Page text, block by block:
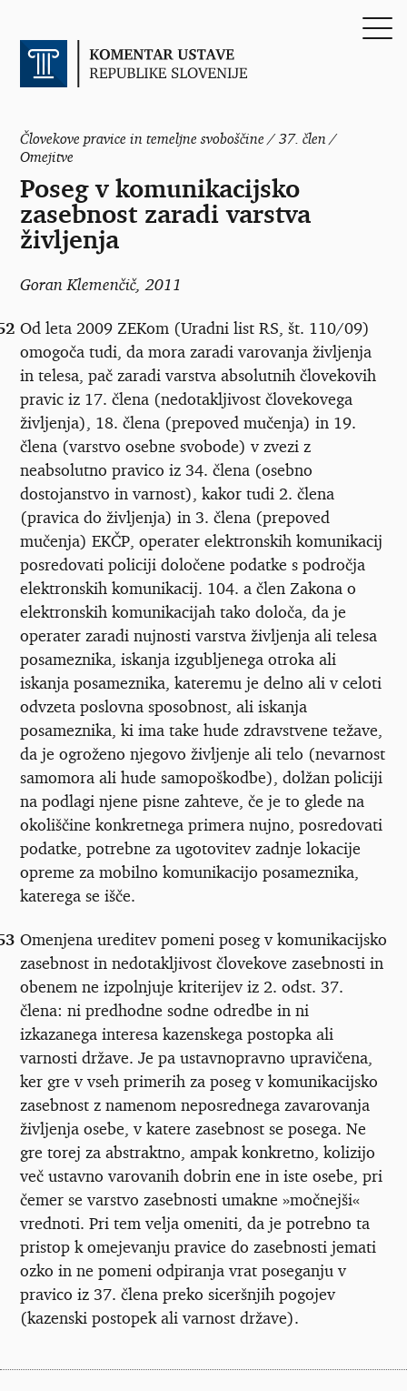
Človekove pravice in temeljne svoboščine / 37. člen /
Omejitve
Poseg v komunikacijsko
zasebnost zaradi varstva
življenja
Goran Klemenčič, 2011
Od leta 2009 ZEKom (Uradni list RS, št. 110/09)
omogoča tudi, da mora zaradi varovanja življenja
in telesa, pač zaradi varstva absolutnih človekovih
pravic iz 17. člena (nedotakljivost človekovega
življenja), 18. člena (prepoved mučenja) in 19.
člena (varstvo osebne svobode) v zvezi z
neabsolutno pravico iz 34. člena (osebno
dostojanstvo in varnost), kakor tudi 2. člena
(pravica do življenja) in 3. člena (prepoved
mučenja) EKČP, operater elektronskih komunikacij
posredovati policiji določene podatke s področja
elektronskih komunikacij. 104. a člen Zakona o
elektronskih komunikacijah tako določa, da je
operater zaradi nujnosti varstva življenja ali telesa
posameznika, iskanja izgubljenega otroka ali
iskanja posameznika, kateremu je delno ali v celoti
odvzeta poslovna sposobnost, ali iskanja
posameznika, ki ima take hude zdravstvene težave,
da je ogroženo njegovo življenje ali telo (nevarnost
samomora ali hude samopoškodbe), dolžan policiji
na podlagi njene pisne zahteve, če je to glede na
okoliščine konkretnega primera nujno, posredovati
podatke, potrebne za ugotovitev zadnje lokacije
opreme za mobilno komunikacijo posameznika,
katerega se išče.
Omenjena ureditev pomeni poseg v komunikacijsko
zasebnost in nedotakljivost človekove zasebnosti in
obenem ne izpolnjuje kriterijev iz 2. odst. 37.
člena: ni predhodne sodne odredbe in ni
izkazanega interesa kazenskega postopka ali
varnosti države. Je pa ustavnopravno upravičena,
ker gre v vseh primerih za poseg v komunikacijsko
zasebnost z namenom neposrednega zavarovanja
življenja osebe, v katere zasebnost se posega. Ne
gre torej za abstraktno, ampak konkretno, kolizijo
več ustavno varovanih dobrin ene in iste osebe, pri
čemer se varstvo zasebnosti umakne »močnejši«
vrednoti. Pri tem velja omeniti, da je potrebno ta
pristop k omejevanju pravice do zasebnosti jemati
ozko in ne pomeni odpiranja vrat poseganju v
pravico iz 37. člena preko siceršnjih pogojev
(kazenski postopek ali varnost države).